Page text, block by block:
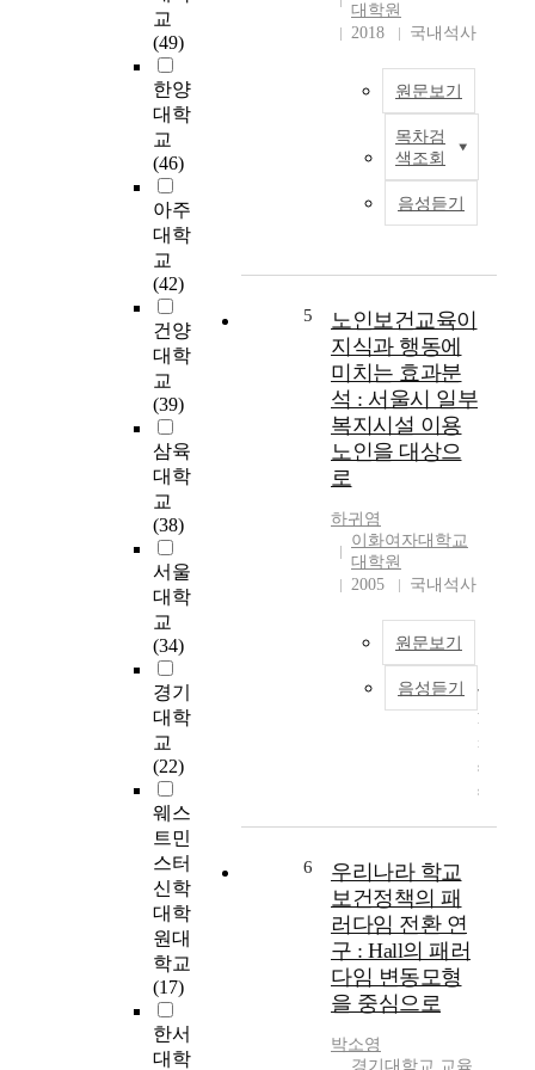
교
(49)
한양
대학
교
(46)
아주
대학
교
(42)
건양
대학
교
(39)
삼육
대학
교
(38)
서울
대학
교
(34)
경기
대학
교
(22)
웨스
트민
스터
신학
대학
원대
학교
(17)
한서
대학
대학원
2018
국내석사
원문보기
목차검
색조회
음성듣기
5
노인보건교육이
지식과 행동에
미치는 효과분
석 : 서울시 일부
복지시설 이용
노인을 대상으
로
하귀염
이화여자대학교
대학원
2005
국내석사
원문보기
음성듣기
T
h
i
s
s
6
우리나라 학교
보건정책의 패
러다임 전환 연
구 : Hall의 패러
다임 변동모형
을 중심으로
박소영
경기대학교 교육